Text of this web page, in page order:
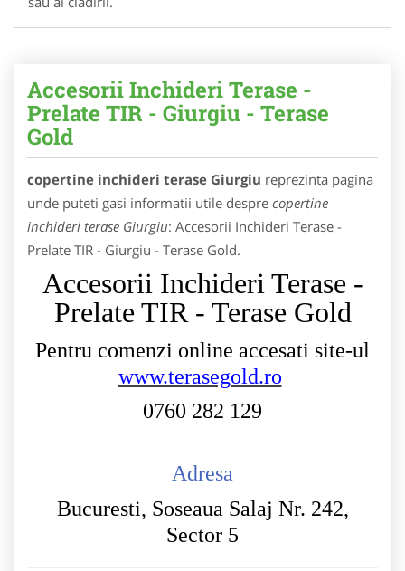
Accesorii Inchideri Terase -
Prelate TIR - Giurgiu - Terase
Gold
copertine inchideri terase Giurgiu reprezinta pagina
unde puteti gasi informatii utile despre copertine
inchideri terase Giurgiu: Accesorii Inchideri Terase -
Prelate TIR - Giurgiu - Terase Gold.
Accesorii Inchideri Terase -
Prelate TIR - Terase Gold
Pentru comenzi online accesati site-ul
www.terasegold.ro
0760 282 129
Adresa
Bucuresti, Soseaua Salaj Nr. 242,
Sector 5